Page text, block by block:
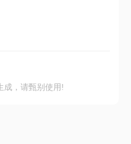
成，请甄别使用!